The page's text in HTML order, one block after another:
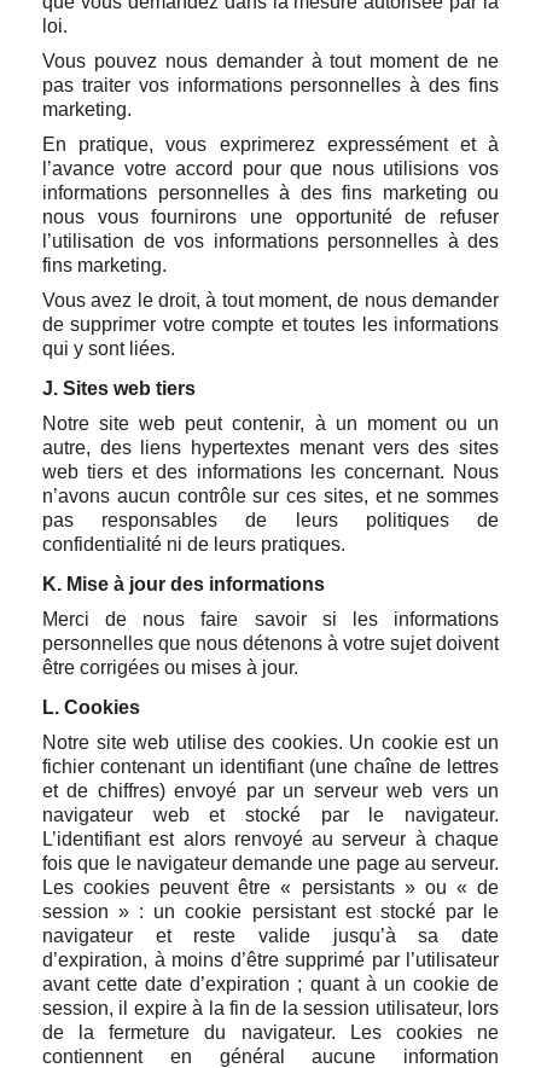
loi.
Vous pouvez nous demander à tout moment de ne
pas traiter vos informations personnelles à des fins
marketing.
En pratique, vous exprimerez expressément et à
l’avance votre accord pour que nous utilisions vos
informations personnelles à des fins marketing ou
nous vous fournirons une opportunité de refuser
l’utilisation de vos informations personnelles à des
fins marketing.
Vous avez le droit, à tout moment, de nous demander
de supprimer votre compte et toutes les informations
qui y sont liées.
J. Sites web tiers
Notre site web peut contenir, à un moment ou un
autre, des liens hypertextes menant vers des sites
web tiers et des informations les concernant. Nous
n’avons aucun contrôle sur ces sites, et ne sommes
pas responsables de leurs politiques de
confidentialité ni de leurs pratiques.
K. Mise à jour des informations
Merci de nous faire savoir si les informations
personnelles que nous détenons à votre sujet doivent
être corrigées ou mises à jour.
L. Cookies
Notre site web utilise des cookies. Un cookie est un
fichier contenant un identifiant (une chaîne de lettres
et de chiffres) envoyé par un serveur web vers un
navigateur web et stocké par le navigateur.
L’identifiant est alors renvoyé au serveur à chaque
fois que le navigateur demande une page au serveur.
Les cookies peuvent être « persistants » ou « de
session » : un cookie persistant est stocké par le
navigateur et reste valide jusqu’à sa date
d’expiration, à moins d’être supprimé par l’utilisateur
avant cette date d’expiration ; quant à un cookie de
session, il expire à la fin de la session utilisateur, lors
de la fermeture du navigateur. Les cookies ne
contiennent en général aucune information